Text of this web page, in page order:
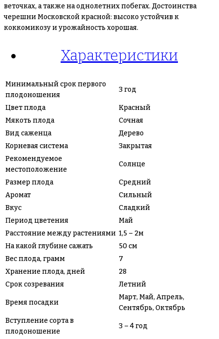
веточках, а также на однолетних побегах. Достоинства
черешни Московской красной: высоко устойчив к
коккомикозу и урожайность хорошая.
Характеристики
Минимальный срок первого
плодоношения
3 год
Цвет плода
Красный
Мякоть плода
Сочная
Вид саженца
Дерево
Корневая система
Закрытая
Рекомендуемое
местоположение
Солнце
Размер плода
Средний
Аромат
Сильный
Вкус
Сладкий
Период цветения
Май
Расстояние между растениями 1,5 – 2м
На какой глубине сажать
50 см
Вес плода, грамм
7
Хранение плода, дней
28
Срок созревания
Летний
Время посадки
Март, Май, Апрель,
Сентябрь, Октябрь
Вступление сорта в
плодоношение
3 – 4 год